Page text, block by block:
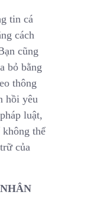
tin cá
cách
cũng
bỏ bằng
thông
hồi yêu
luật,
thể
của